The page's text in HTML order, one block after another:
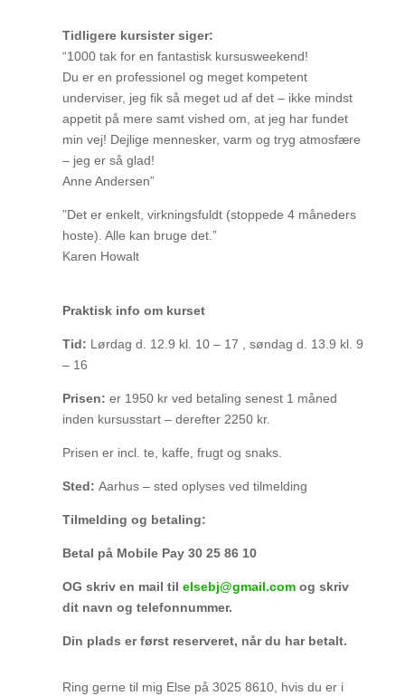
Tidligere kursister siger:
“1000 tak for en fantastisk kursusweekend!
Du er en professionel og meget kompetent
underviser, jeg fik så meget ud af det – ikke mindst
appetit på mere samt vished om, at jeg har fundet
min vej! Dejlige mennesker, varm og tryg atmosfære
– jeg er så glad!
Anne Andersen”
”Det er enkelt, virkningsfuldt (stoppede 4 måneders
hoste). Alle kan bruge det.”
Karen Howalt
Praktisk info om kurset
Tid: Lørdag d. 12.9 kl. 10 – 17 , søndag d. 13.9 kl. 9
– 16
Prisen: er 1950 kr ved betaling senest 1 måned
inden kursusstart – derefter 2250 kr.
Prisen er incl. te, kaffe, frugt og snaks.
Sted: Aarhus – sted oplyses ved tilmelding
Tilmelding og betaling:
Betal på Mobile Pay 30 25 86 10
OG skriv en mail til elsebj@gmail.comog skriv
dit navn og telefonnummer.
Din plads er først reserveret, når du har betalt.
Ring gerne til mig Else på 3025 8610, hvis du er i